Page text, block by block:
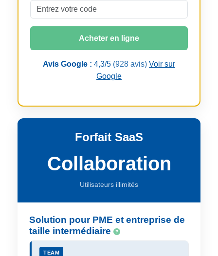
Acheter en ligne
Avis Google : 4,3/5 (928 avis) Voir sur
Google
Forfait SaaS
Collaboration
Utilisateurs illimités
Solution pour PME et entreprise de
taille intermédiaire
TEAM